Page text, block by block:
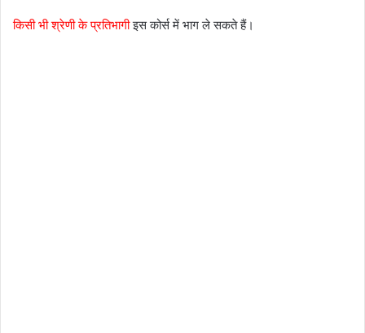
किसी भी श्रेणी के प्रतिभागीइस कोर्स में भाग ले सकते हैं।